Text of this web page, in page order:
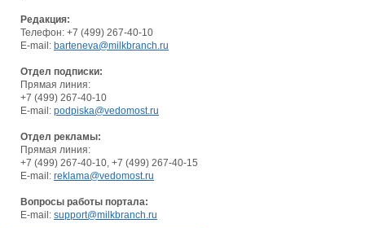
Редакция:
Телефон: +7 (499) 267-40-10
E-mail: barteneva@milkbranch.ru
Отдел подписки:
Прямая линия:
+7 (499) 267-40-10
E-mail: podpiska@vedomost.ru
Отдел рекламы:
Прямая линия:
+7 (499) 267-40-10, +7 (499) 267-40-15
E-mail: reklama@vedomost.ru
Вопросы работы портала:
E-mail: support@milkbranch.ru